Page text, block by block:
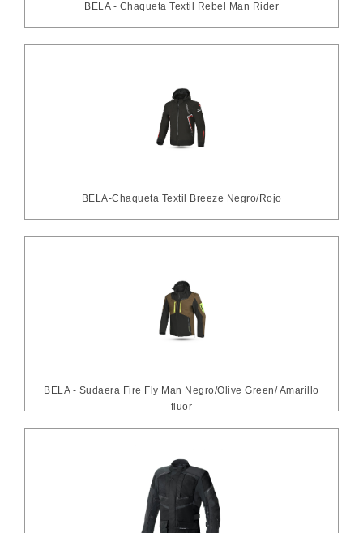
BELA - Chaqueta Textil Rebel Man Rider
BELA-Chaqueta Textil Breeze Negro/Rojo
BELA - Sudaera Fire Fly Man Negro/Olive Green/ Amarillo
fluor